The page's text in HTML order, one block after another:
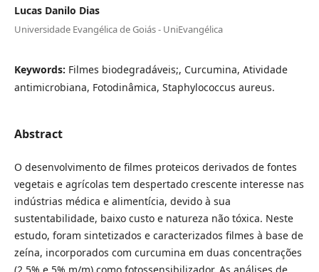
Lucas Danilo Dias
Universidade Evangélica de Goiás - UniEvangélica
Keywords: Filmes biodegradáveis;, Curcumina, Atividade
antimicrobiana, Fotodinâmica, Staphylococcus aureus.
Abstract
O desenvolvimento de filmes proteicos derivados de fontes
vegetais e agrícolas tem despertado crescente interesse nas
indústrias médica e alimentícia, devido à sua
sustentabilidade, baixo custo e natureza não tóxica. Neste
estudo, foram sintetizados e caracterizados filmes à base de
zeína, incorporados com curcumina em duas concentrações